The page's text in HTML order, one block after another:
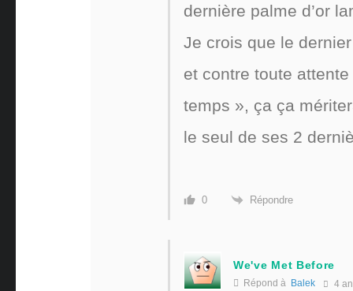
dernière palme d’or
Je crois que le
et contre toute
temps », ça ça
le seul de ses 2
0 Répondre
We've Met Before
Répond à Balek 4